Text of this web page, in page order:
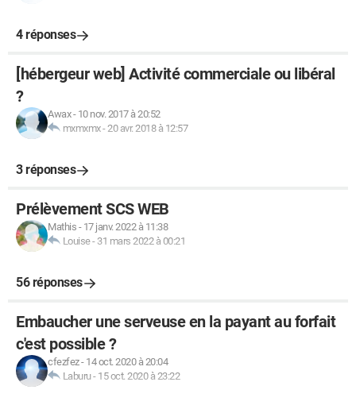
4 réponses
[hébergeur web] Activité commerciale ou libéral
?
Awax- 10 nov. 2017 à 20:52
mxmxmx-20 avr. 2018 à 12:57
3 réponses
Prélèvement SCS WEB
Mathis - 17 janv. 2022 à 11:38
Louise- 31 mars 2022 à 00:21
56 réponses
Embaucher une serveuse en la payant au forfait
c'est possible ?
cfezfez- 14 oct. 2020 à 20:04
Laburu- 15 oct. 2020 à 23:22